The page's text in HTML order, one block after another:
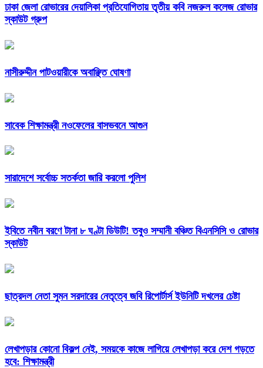
ঢাকা জেলা রোভারের দেয়ালিকা প্রতিযোগিতায় তৃতীয় কবি নজরুল কলেজ রোভার
স্কাউট গ্রুপ
নাসীরুদ্দীন পাটওয়ারীকে অবাঞ্ছিত ঘোষণা
সাবেক শিক্ষামন্ত্রী নওফেলের বাসভবনে আগুন
সারাদেশে সর্বোচ্চ সতর্কতা জারি করলো পুলিশ
ইবিতে নবীন বরণে টানা ৮ ঘণ্টা ডিউটি! তবুও সম্মানী বঞ্চিত বিএনসিসি ও রোভার
স্কাউট
ছাত্রদল নেতা সুমন সরদারের নেতৃত্বে জবি রিপোর্টার্স ইউনিটি দখলের চেষ্টা
লেখাপড়ার কোনো বিকল্প নেই, সময়কে কাজে লাগিয়ে লেখাপড়া করে দেশ গড়তে
হবে: শিক্ষামন্ত্রী